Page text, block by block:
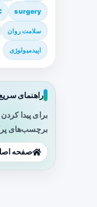
surgery
سلامت روان
اپیدمیولوژی
راهنمای
برای پیدا
برچسب‌های
صفحه